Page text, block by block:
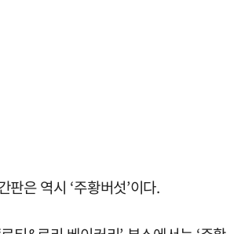
판은 역시 ‘주황버섯’이다.